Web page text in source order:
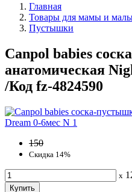
Главная
Товары для мамы и
Пустышки
Canpol babies
анатомическая
/Код fz-4824590
150
Скидка 14%
x